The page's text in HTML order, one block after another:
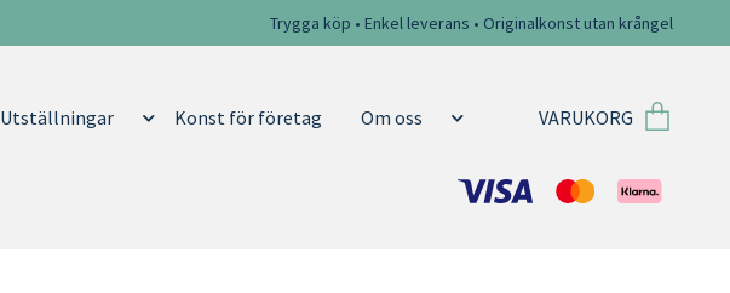
Trygga köp • Enkel leverans • Originalkonst utan krångel
Utställningar Konst för företag Om oss VARUKORG